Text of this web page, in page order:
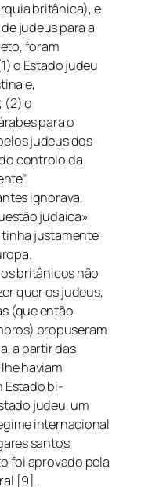
britânica), e
judeus para a
foram
o Estado judeu
e,
(2) o
para o
judeus dos
controlo da
ignorava,
judaica»
justamente
britânicos não
quer os judeus,
(que então
propuseram
a partir das
haviam
Estado bi-
judeu, um
internacional
santos
foi aprovado pela
[9] .